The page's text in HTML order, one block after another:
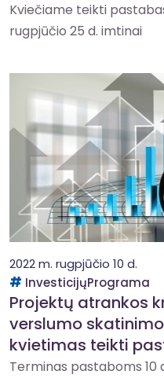
Kviečiame teikti
rugpjūčio 25 d. imtinai
2022 m. rugpjūčio 10 d.
InvesticijųPrograma
Projektų atrankos
verslumo
kvietimas teikti
Terminas pastaboms 10